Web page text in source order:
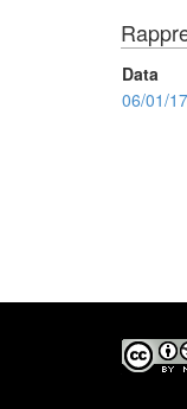
Data
06/01/